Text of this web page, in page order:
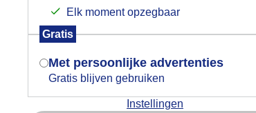
Elk moment opzegbaar
Gratis
Met persoonlijke advertenties
Gratis blijven gebruiken
Instellingen
slideshow
Een moment geduld aub...
Indien je hier nog geen akkoord op hebt
gegeven, verschijnt er zo een pop-up uit
je browser waarin deze toestemming
gevraagd wordt.
Is goed, toon de popup